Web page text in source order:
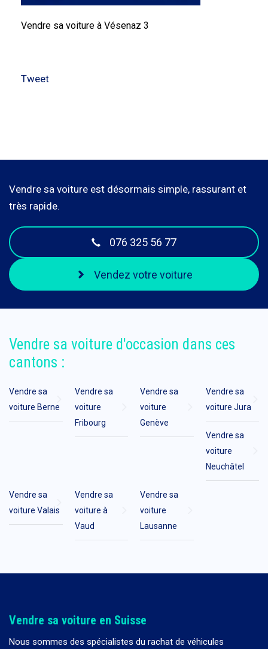
Vendre sa voiture à Vésenaz 3
Tweet
Vendre sa voiture est désormais simple, rassurant et
très rapide.
076 325 56 77
Vendez votre voiture
Vendre sa voiture d'occasion dans ces
cantons :
Vendre sa
voiture Berne
Vendre sa
voiture
Fribourg
Vendre sa
voiture
Genève
Vendre sa
voiture Jura
Vendre sa
voiture
Neuchâtel
Vendre sa
voiture Valais
Vendre sa
voiture à
Vaud
Vendre sa
voiture
Lausanne
Vendre sa voiture en Suisse
Nous sommes des spécialistes du rachat de véhicules